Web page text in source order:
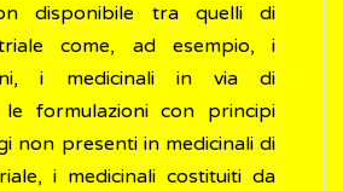
disponibile tra quelli di
come, ad esempio, i
i medicinali in via di
le formulazioni con principi
non presenti in medicinali di
i medicinali costituiti da